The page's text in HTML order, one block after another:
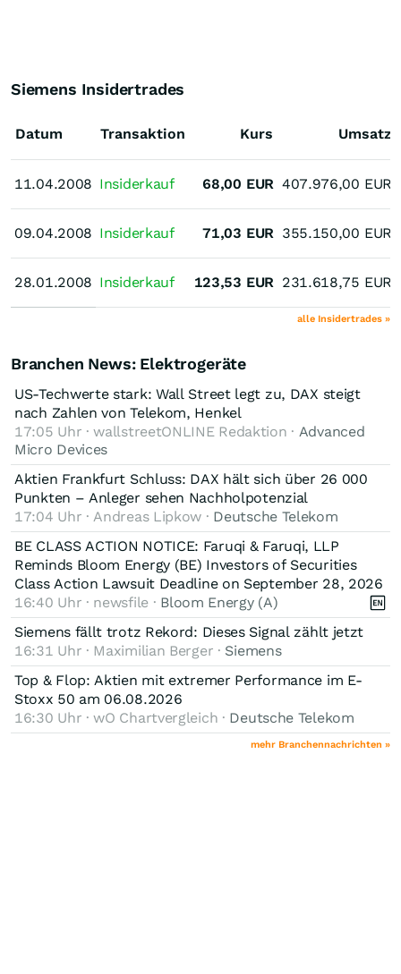
Siemens Insidertrades
Datum
11.04.2008
09.04.2008
28.01.2008
Transaktion Kurs Umsatz
11.04.2008 Insiderkauf 68,00 EUR 407.976,00 EUR
09.04.2008 Insiderkauf 71,03 EUR 355.150,00 EUR
28.01.2008 Insiderkauf 123,53 EUR 231.618,75 EUR
alle Insidertrades »
Branchen News: Elektrogeräte
US-Techwerte stark: Wall Street legt zu, DAX steigt
nach Zahlen von Telekom, Henkel
17:05 Uhr · wallstreetONLINE Redaktion · Advanced
Micro Devices
Aktien Frankfurt Schluss: DAX hält sich über 26 000
Punkten – Anleger sehen Nachholpotenzial
17:04 Uhr · Andreas Lipkow · Deutsche Telekom
BE CLASS ACTION NOTICE: Faruqi & Faruqi, LLP
Reminds Bloom Energy (BE) Investors of Securities
Class Action Lawsuit Deadline on September 28, 2026
16:40 Uhr · newsfile · Bloom Energy (A)
Siemens fällt trotz Rekord: Dieses Signal zählt jetzt
16:31 Uhr · Maximilian Berger · Siemens
Top & Flop: Aktien mit extremer Performance im E-
Stoxx 50 am 06.08.2026
16:30 Uhr · wO Chartvergleich · Deutsche Telekom
mehr Branchennachrichten »